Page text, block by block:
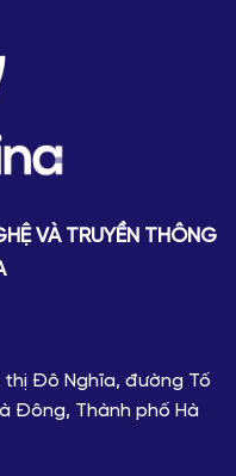
VÀ TRUYỀN THÔNG
thị Đô Nghĩa, đường Tố
Đông, Thành phố Hà